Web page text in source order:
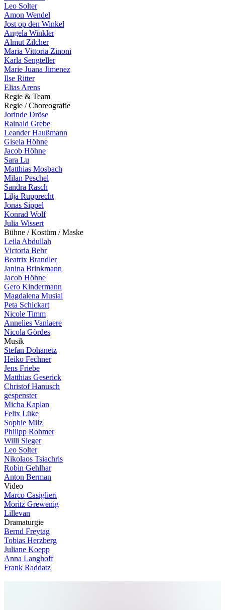
Leo Solter
Amon Wendel
Jost op den Winkel
Angela Winkler
Almut Zilcher
Maria Vittoria Zinoni
Karla Sengteller
Marie Juana Jimenez
Ilse Ritter
Elias Arens
Regie & Team
Regie / Choreografie
Jorinde Dröse
Rainald Grebe
Leander Haußmann
Gisela Höhne
Jacob Höhne
Sara Lu
Matthias Mosbach
Milan Peschel
Sandra Rasch
Lilja Rupprecht
Jonas Sippel
Konrad Wolf
Julia Wissert
Bühne / Kostüm / Maske
Leila Abdullah
Victoria Behr
Beatrix Brandler
Janina Brinkmann
Jacob Höhne
Gero Kindermann
Magdalena Musial
Peta Schickart
Nicole Timm
Annelies Vanlaere
Nicola Gördes
Musik
Stefan Dohanetz
Heiko Fechner
Jens Friebe
Matthias Geserick
Christof Hanusch
gespenster
Micha Kaplan
Felix Lüke
Sophie Milz
Philipp Rohmer
Willi Sieger
Leo Solter
Nikolaos Tsiachris
Robin Gehlhar
Anton Berman
Video
Marco Casiglieri
Moritz Grewenig
Lillevan
Dramaturgie
Bernd Freytag
Tobias Herzberg
Juliane Koepp
Anna Langhoff
Frank Raddatz